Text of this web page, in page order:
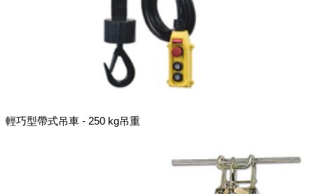
輕巧型帶式吊車 - 250 kg吊重